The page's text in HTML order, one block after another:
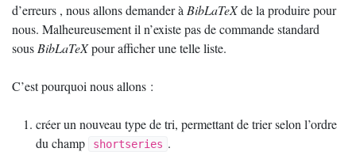
d’erreurs , nous allons demander à BibLaTeXde la produire pour
nous. Malheureusement il n’existe pas de commande standard
sous BibLaTeXpour afficher une telle liste.
C’est pourquoi nous allons :
créer un nouveau type de tri, permettant de trier selon l’ordre
du champ
shortseries .